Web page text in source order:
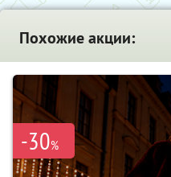
Похожие акции:
-30%